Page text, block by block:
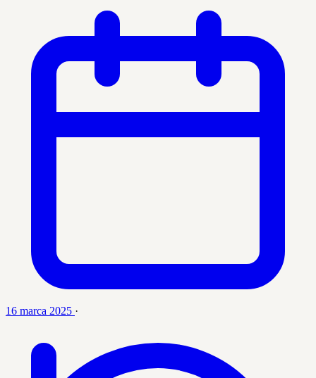
16 marca 2025 ·